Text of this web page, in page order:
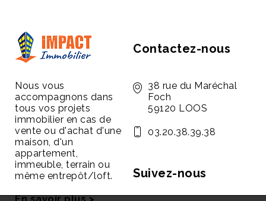
Nous vous
accompagnons dans
tous vos projets
immobilier en cas de
vente ou d'achat d'une
maison, d'un
appartement,
immeuble, terrain ou
même entrepôt/loft.
Contactez-nous
38 rue du Maréchal
Foch
59120 LOOS
03.20.38.39.38
Suivez-nous